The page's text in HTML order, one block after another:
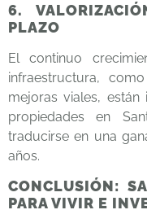
6.
PLAZO
El continuo
infraestructura,
mejoras viales,
propiedades en
traducirse en una
años.
CONCLUSIÓN:
PARA VIVIR E